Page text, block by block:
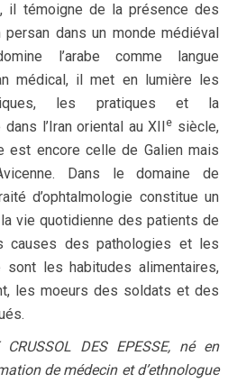
il témoigne de la présence des
dans un monde médiéval
l’arabe comme langue
médical, il met en lumière les
les pratiques et la
l’Iran oriental au XIIe siècle,
est encore celle de Galien mais
Dans le domaine de
d’ophtalmologie constitue un
vie quotidienne des patients de
causes des pathologies et les
les habitudes alimentaires,
les moeurs des soldats et des
DES EPESSE, né en
de médecin et d’ethnologue